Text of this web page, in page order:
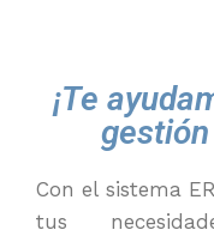
¡Te
Conelsistema
tus